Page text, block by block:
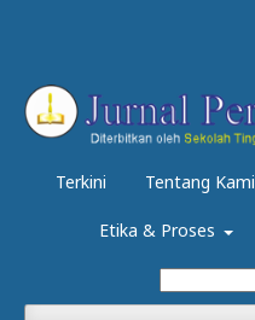
Terkini Tentang Kami
Etika & Proses